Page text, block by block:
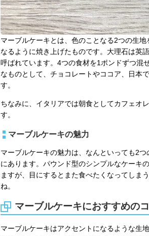
マーブルケーキとは、色のことなる2つの生
なるように焼き上げたものです。大理石は英
呼ばれています。4つの食材を1ポンドずつ混
なものとして、チョコレートやココア、日本
す。
ちなみに、イタリアでは朝食としてカフェオ
す。
マーブルケーキの魅力
マーブルケーキの魅力は、なんといっても2
にあります。パウンド型のシンプルなケーキ
ますが、目にするとまた食べたくなってしま
ね。
マーブルケーキにおすすめの
マーブルケーキはアクセントになるような生